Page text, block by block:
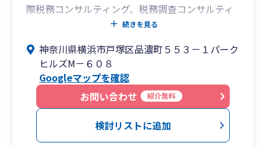
・記帳サポート／記帳代行
資金繰りや利益の改善など、税務顧問とは別枠で
のサポートも行っています。
まずは話をしてみたい、相性を確認してみたい、
という段階でもご相談いただけます。
際税務コンサルティング、税務調査コンサルティ
ング、税務調査立会い等について、オンラインミ
ておりますので、ご連絡をお待ちしております。
続きを見る
神奈川県横浜市戸塚区品濃町５５３－１パーク
ヒルズМ－６０８
Googleマップを確認
お問い合わせ
紹介無料
検討リストに追加